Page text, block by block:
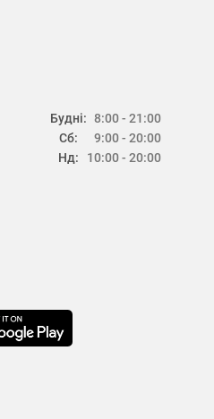
Будні:
Сб:
Нд:
8:00 - 21:00
9:00 - 20:00
10:00 - 20:00